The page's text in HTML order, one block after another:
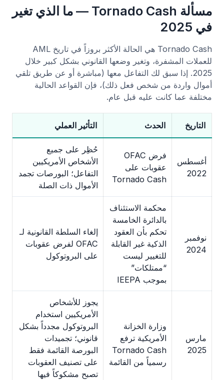
مسألة Tornado Cash — ما الذي تغير
في 2025
Tornado Cash هي الحالة الأكثر بروزاً في تاريخ AML
للعملات المشفرة، وتغير وضعها القانوني بشكل كبير خلال
2025. إذا سبق لك التفاعل معها (مباشرة أو عن طريق تلقي
أموال واردة من شخص فعل ذلك)، فإن القواعد الحالية
مختلفة عما كانت عليه قبل عام.
التاريخ الحدث التأثير العملي
أغسطس
2022
فرض OFAC
عقوبات على
Tornado Cash
حُظِر على جميع
الأشخاص الأمريكيين
التفاعل؛ البورصات تجمد
الأموال ذات الصلة
نوفمبر
2024
محكمة الاستئناف
بالدائرة الخامسة
تحكم بأن العقود
الذكية غير القابلة
للتغيير ليست
“ممتلكات”
بموجب IEEPA
إلغاء السلطة القانونية لـ
OFAC لفرض عقوبات
على البروتوكول
مارس
2025
وزارة الخزانة
الأمريكية ترفع
Tornado Cash
رسمياً من القائمة
يجوز للأشخاص
الأمريكيين استخدام
البروتوكول مجدداً بشكل
قانوني؛ تجميدات
البورصة القائمة فقط
على تصنيف العقوبات
تصبح مشكوكاً فيها